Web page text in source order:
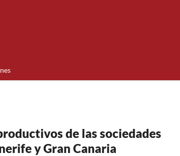
de las sociedades
y Gran Canaria